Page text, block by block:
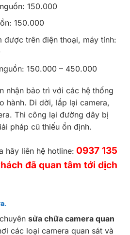
150.000
150.000
được trên điện thoại, máy tính:
150.000 – 450.000
nhận bảo trì với các hệ thống
hành. Di dời, lắp lại camera,
Thi công lại đường dây bị
pháp cũ thiếu ổn định.
hãy liên hệ hotline: 0937 135
đã quan tâm tới dịch
sửa chữa camera quan
các loại camera quan sát và